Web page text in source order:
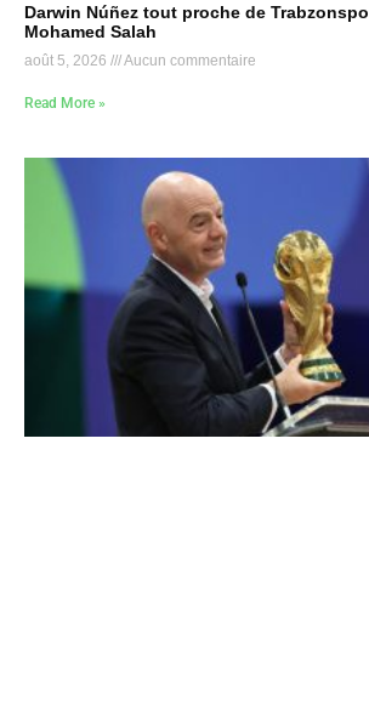
Darwin Núñez tout proche de
Mohamed Salah
août 5, 2026 Aucun commentaire
Read More »